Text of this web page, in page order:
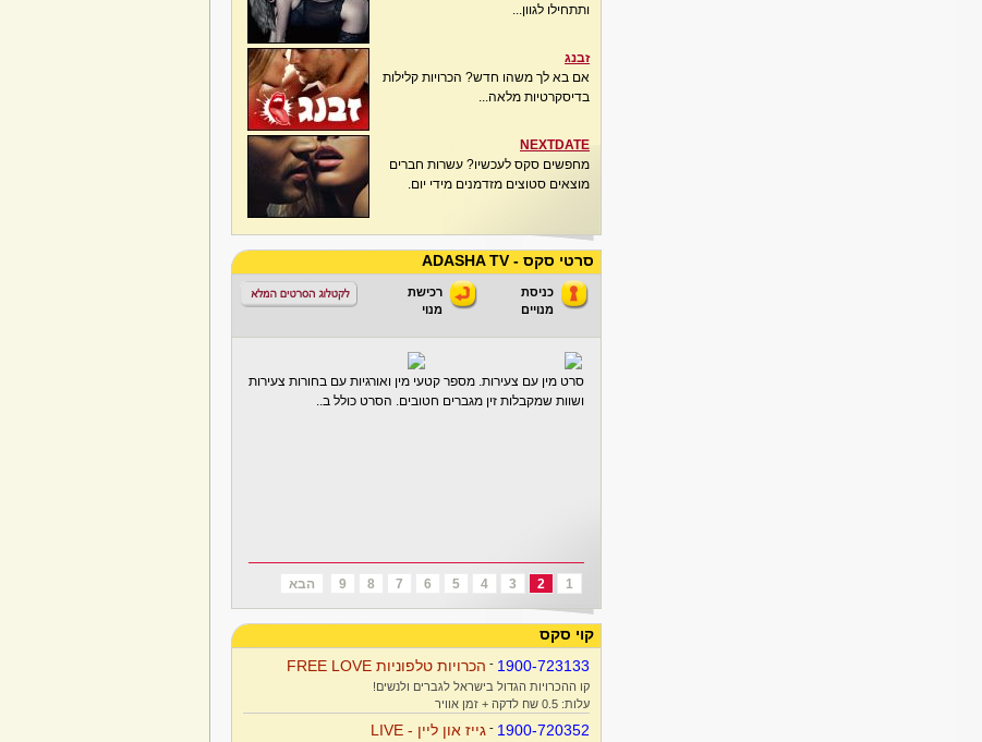
ותתחילו לגוון...
זבנג
אם בא לך משהו חדש? הכרויות קלילות
בדיסקרטיות מלאה...
NEXTDATE
מחפשים סקס לעכשיו? עשרות חברים
מוצאים סטוצים מזדמנים מידי יום.
סרטי סקס - ADASHA TV
כניסת
מנויים
רכישת
מנוי
סרט מין עם צעירות. מספר קטעי מין ואורגיות עם בחורות צעירות
ושוות שמקבלות זין מגברים חטובים. הסרט כולל ב..
1
2
3
4
5
6
7
8
9 הבא
קוי סקס
1900-723133
- הכרויות טלפוניות FREE LOVE
קו ההכרויות הגדול בישראל לגברים ולנשים!
עלות: 0.5 שח לדקה + זמן אוויר
1900-720352
- גייז און ליין - LIVE